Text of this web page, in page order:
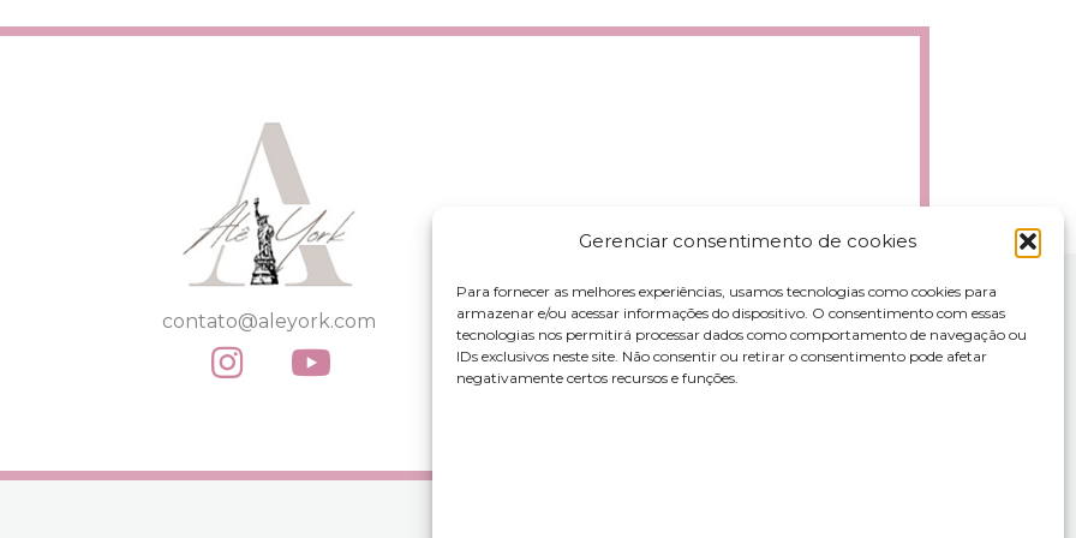
Gerenciar consentimento de cookies
Para fornecer as melhores experiências, usamos tecnologias como cookies para
armazenar e/ou acessar informações do dispositivo. O consentimento com essas
tecnologias nos permitirá processar dados como comportamento de navegação ou
IDs exclusivos neste site. Não consentir ou retirar o consentimento pode afetar
negativamente certos recursos e funções.
contato@aleyork.com